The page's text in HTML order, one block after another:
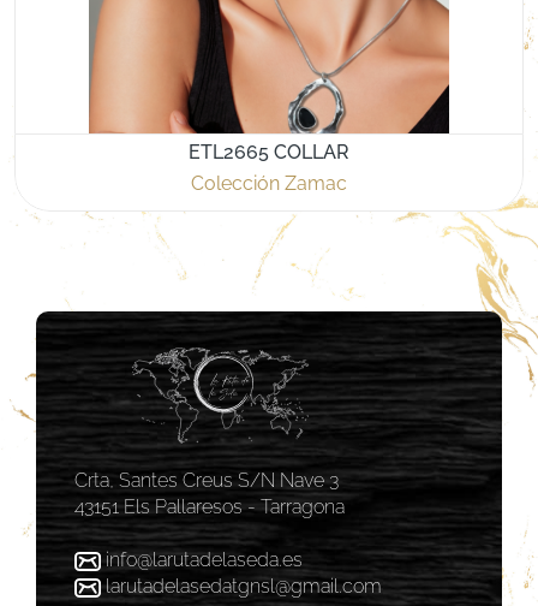
ETL2665 COLLAR
Colección Zamac
Crta, Santes Creus S/N Nave 3
43151 Els Pallaresos - Tarragona
info@larutadelaseda.es
larutadelasedatgnsl@gmail.com